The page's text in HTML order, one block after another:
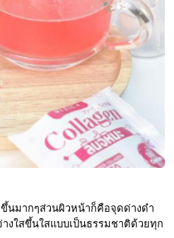
นมากๆส่วนผิวหน้าก็คือจุดด่างดำ
งใสขึ้นใสแบบเป็นธรรมชาติด้วยทุก